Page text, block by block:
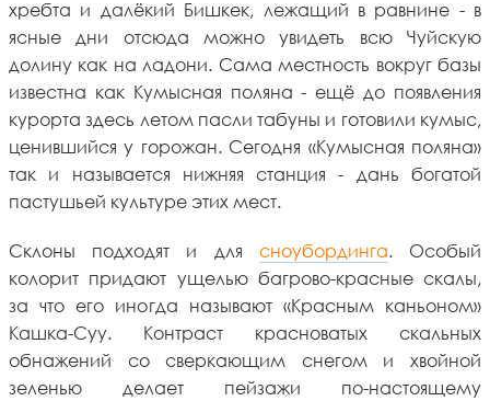
хребта и далёкий Бишкек, лежащий в равнине - в
ясные дни отсюда можно увидеть всю Чуйскую
долину как на ладони. Сама местность вокруг базы
известна как Кумысная поляна - ещё до появления
курорта здесь летом пасли табуны и готовили кумыс,
ценившийся у горожан. Сегодня «Кумысная поляна»
так и называется нижняя станция - дань богатой
пастушьей культуре этих мест.
Склоны подходят и для сноубординга. Особый
колорит придают ущелью багрово-красные скалы,
за что его иногда называют «Красным каньоном»
Кашка-Суу. Контраст красноватых скальных
обнажений со сверкающим снегом и хвойной
зеленью делает пейзажи по-настоящему